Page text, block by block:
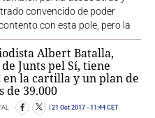
convencido de poder
con esta pole, pero la
Albert Batalla,
Junts pel Sí, tiene
en la cartilla y un plan de
de 39.000
21 Oct 2017 - 11:44 CET